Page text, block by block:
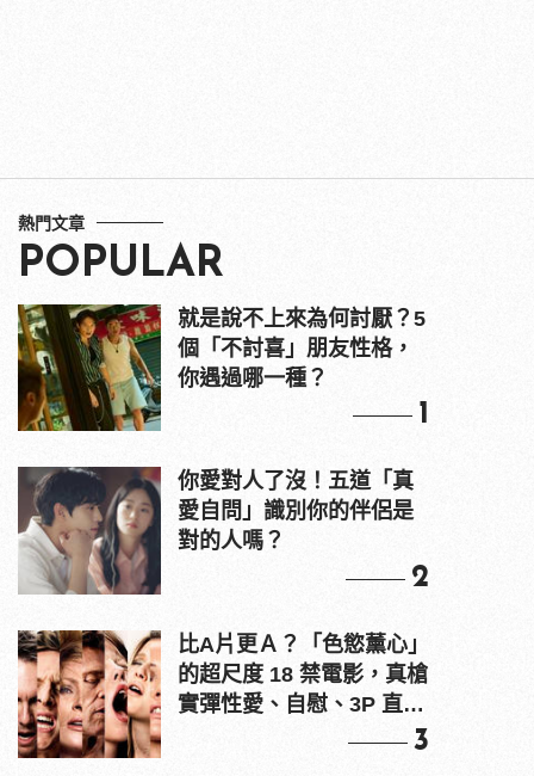
熱門文章
POPULAR
就是說不上來為何討厭？5
個「不討喜」朋友性格，
你遇過哪一種？
1
你愛對人了沒！五道「真
愛自問」識別你的伴侶是
對的人嗎？
2
比A片更Ａ？「色慾薰心」
的超尺度 18 禁電影，真槍
實彈性愛、自慰、3P 直接
3